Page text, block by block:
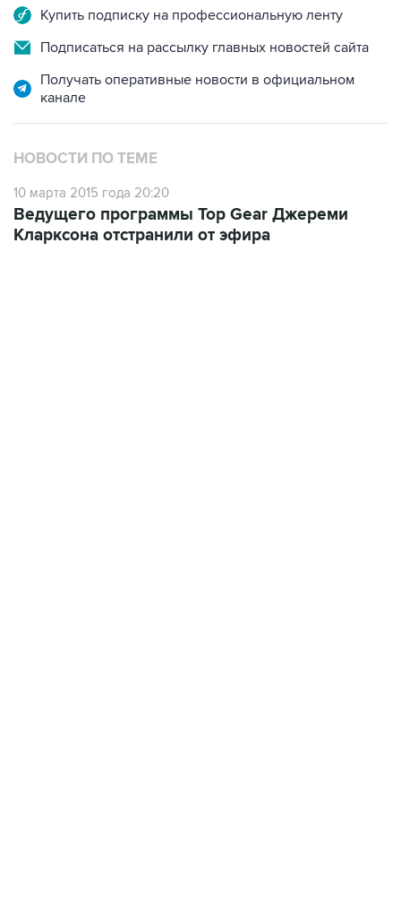
Подписаться на рассылку главных новостей сайта
Получать оперативные новости в официальном
НОВОСТИ ПО ТЕМЕ
10 марта 2015 года 20:20
Кларксона отстранили от эфира